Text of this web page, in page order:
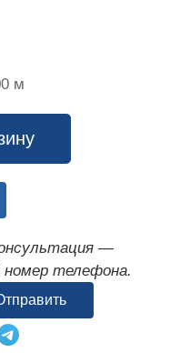
м
—
номер телефона.